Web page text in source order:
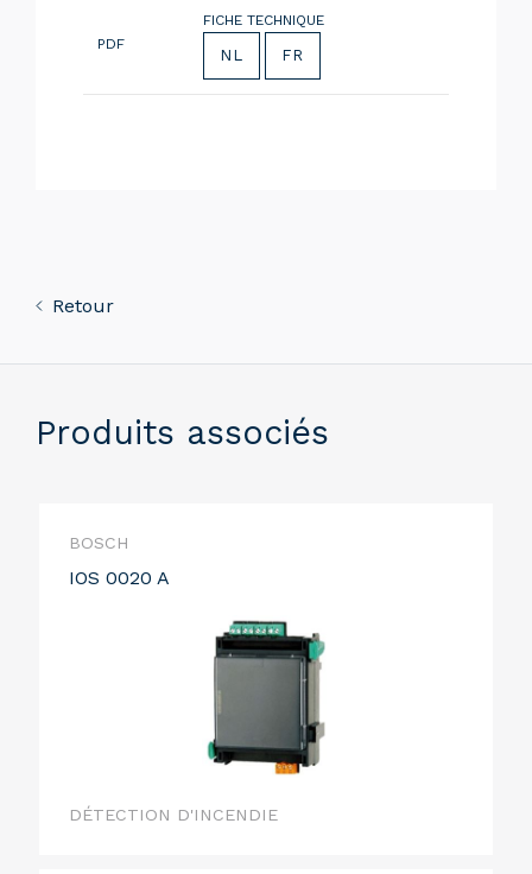
PDF
FICHE TECHNIQUE
NL FR
Retour
Produits associés
BOSCH
IOS 0020 A
DÉTECTION D'INCENDIE